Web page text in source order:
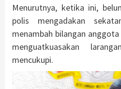
Menurutnya, ketika ini,
polis mengadakan
menambah bilangan
menguatkuasakan
mencukupi.